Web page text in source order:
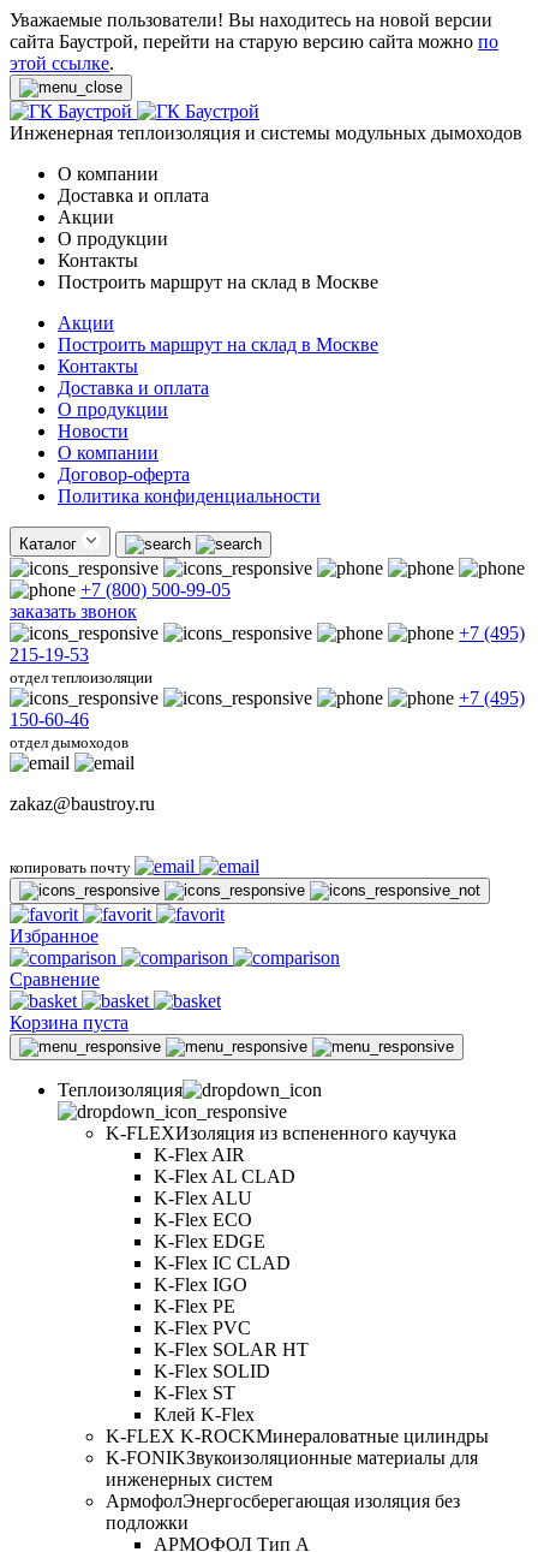
Уважаемые пользователи! Вы находитесь на новой версии
сайта Баустрой, перейти на старую версию сайта можно по
этой ссылке.
Инженерная теплоизоляция и системы модульных дымоходов
О компании
Доставка и оплата
Акции
О продукции
Контакты
Построить маршрут на склад в Москве
Акции
Построить маршрут на склад в Москве
Контакты
Доставка и оплата
О продукции
Новости
О компании
Договор-оферта
Политика конфиденциальности
Каталог
+7 (800) 500-99-05
заказать звонок
+7 (495)
215-19-53
отдел теплоизоляции
+7 (495)
150-60-46
отдел дымоходов
zakaz@baustroy.ru
копировать почту
Избранное
Сравнение
Корзина пуста
Теплоизоляция
K-FLEXИзоляция из вспененного каучука
K-Flex AIR
K-Flex AL CLAD
K-Flex ALU
K-Flex ECO
K-Flex EDGE
K-Flex IC CLAD
K-Flex IGO
K-Flex PE
K-Flex PVC
K-Flex SOLAR HT
K-Flex SOLID
K-Flex ST
Клей K-Flex
K-FLEX K-ROCKМинераловатные цилиндры
K-FONIKЗвукоизоляционные материалы для
инженерных систем
АрмофолЭнергосберегающая изоляция без
подложки
АРМОФОЛ Тип А